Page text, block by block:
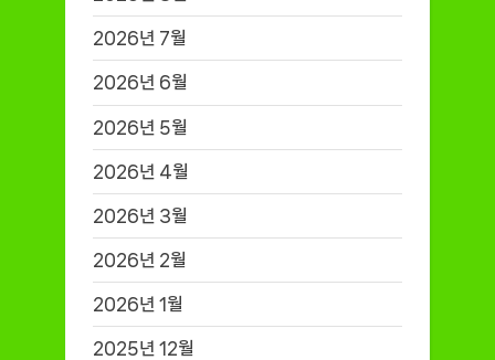
2026년 7월
2026년 6월
2026년 5월
2026년 4월
2026년 3월
2026년 2월
2026년 1월
2025년 12월